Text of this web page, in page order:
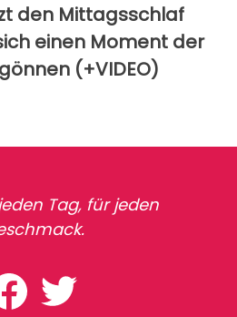
den Mittagsschlaf
einen Moment der
(+VIDEO)
Tag, für jeden